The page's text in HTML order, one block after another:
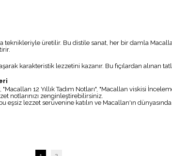
üretilir. Bu distile sanat, her bir damla
karakteristik lezzetini kazanır. Bu fıçılardan alınan
12 Yıllık Tadım Notları", "Macallan viskisi
notlarınızı zenginleştirebilirsiniz.
lezzet serüvenine katılın ve Macallan'ın